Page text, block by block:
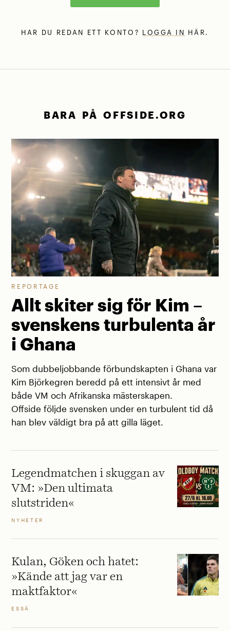
HAR DU REDAN ETT KONTO? LOGGA IN HÄR.
BARA PÅ OFFSIDE.ORG
REPORTAGE
Allt skiter sig för Kim –
svenskens turbulenta år
i Ghana
Som dubbeljobbande förbundskapten i Ghana var
Kim Björkegren beredd på ett intensivt år med
både VM och Afrikanska mästerskapen.
Offside följde svensken under en turbulent tid då
han blev väldigt bra på att gilla läget.
Legendmatchen i skuggan av
VM: »Den ultimata
slutstriden«
NYHETER
Kulan, Göken och hatet:
»Kände att jag var en
maktfaktor«
ESSÄ